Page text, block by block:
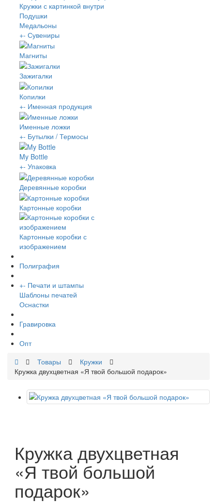
Кружки с картинкой внутри
Подушки
Медальоны
+- Сувениры
Магниты
Зажигалки
Копилки
+- Именная продукция
Именные ложки
+- Бутылки / Термосы
My Bottle
+- Упаковка
Деревянные коробки
Картонные коробки
Картонные коробки с
изображением
Полиграфия
+- Печати и штампы
Шаблоны печатей
Оснастки
Гравировка
Опт
Товары
Кружки
Кружка двухцветная «Я твой большой подарок»
Кружка двухцветная
«Я твой большой
подарок»